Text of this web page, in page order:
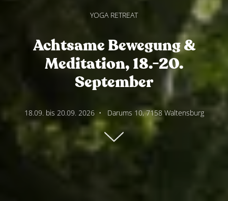
YOGA RETREAT
Achtsame Bewegung &
Meditation, 18.-20.
September
18.09. bis 20.09. 2026 • Darums 10, 7158 Waltensburg